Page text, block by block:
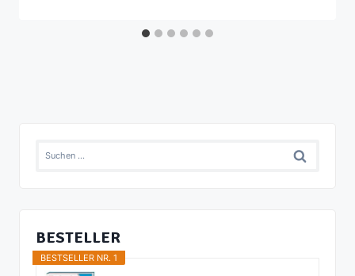
Suchen
BESTELLER
BESTSELLER NR. 1